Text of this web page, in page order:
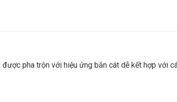
pha trộn với hiệu ứng bắn cát dễ kết hợp với